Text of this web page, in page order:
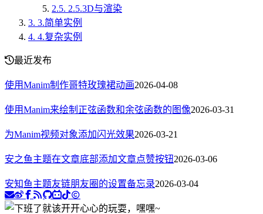
2.5. 2.5.3D与渲染
3. 3.简单实例
4. 4.复杂实例
最近发布
使用Manim制作哥特玫瑰裙动画2026-04-08
使用Manim来绘制正弦函数和余弦函数的图像2026-03-31
为Manim视频对象添加闪光效果2026-03-21
安之鱼主题在文章底部添加文章点赞按钮2026-03-06
安知鱼主题友链朋友圈的设置备忘录2026-03-04